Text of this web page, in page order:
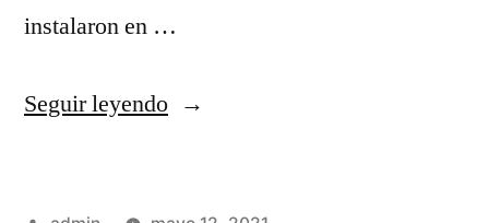
instalaron en …
Seguir leyendo«Buscando